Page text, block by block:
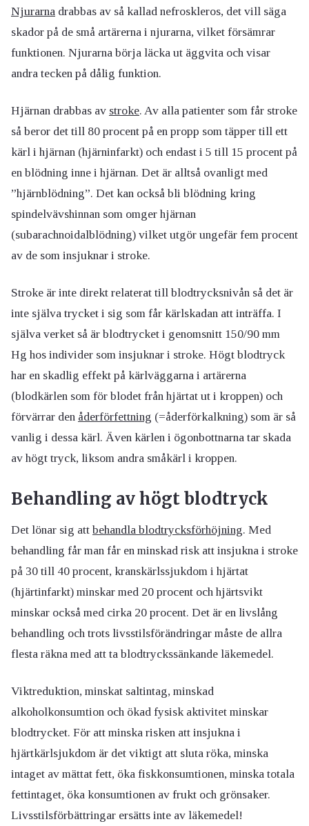
Njurarna drabbas av så kallad nefroskleros, det vill säga
skador på de små artärerna i njurarna, vilket försämrar
funktionen. Njurarna börja läcka ut äggvita och visar
andra tecken på dålig funktion.
Hjärnan drabbas av stroke. Av alla patienter som får stroke
så beror det till 80 procent på en propp som täpper till ett
kärl i hjärnan (hjärninfarkt) och endast i 5 till 15 procent på
en blödning inne i hjärnan. Det är alltså ovanligt med
”hjärnblödning”. Det kan också bli blödning kring
spindelvävshinnan som omger hjärnan
(subarachnoidalblödning) vilket utgör ungefär fem procent
av de som insjuknar i stroke.
Stroke är inte direkt relaterat till blodtrycksnivån så det är
inte själva trycket i sig som får kärlskadan att inträffa. I
själva verket så är blodtrycket i genomsnitt 150/90 mm
Hg hos individer som insjuknar i stroke. Högt blodtryck
har en skadlig effekt på kärlväggarna i artärerna
(blodkärlen som för blodet från hjärtat ut i kroppen) och
förvärrar den åderförfettning (=åderförkalkning) som är så
vanlig i dessa kärl. Även kärlen i ögonbottnarna tar skada
av högt tryck, liksom andra småkärl i kroppen.
Behandling av högt blodtryck
Det lönar sig att behandla blodtrycksförhöjning. Med
behandling får man får en minskad risk att insjukna i stroke
på 30 till 40 procent, kranskärlssjukdom i hjärtat
(hjärtinfarkt) minskar med 20 procent och hjärtsvikt
minskar också med cirka 20 procent. Det är en livslång
behandling och trots livsstilsförändringar måste de allra
flesta räkna med att ta blodtryckssänkande läkemedel.
Viktreduktion, minskat saltintag, minskad
alkoholkonsumtion och ökad fysisk aktivitet minskar
blodtrycket. För att minska risken att insjukna i
hjärtkärlsjukdom är det viktigt att sluta röka, minska
intaget av mättat fett, öka fiskkonsumtionen, minska totala
fettintaget, öka konsumtionen av frukt och grönsaker.
Livsstilsförbättringar ersätts inte av läkemedel!